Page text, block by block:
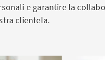
e garantire la
clientela.